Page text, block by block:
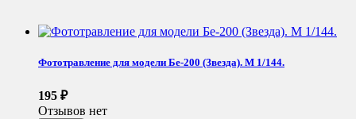
Фототравление для модели Бе-200 (Звезда). М 1/144.
195 ₽
Отзывов нет